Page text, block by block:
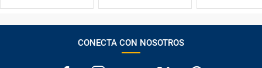
CONECTA CON NOSOTROS